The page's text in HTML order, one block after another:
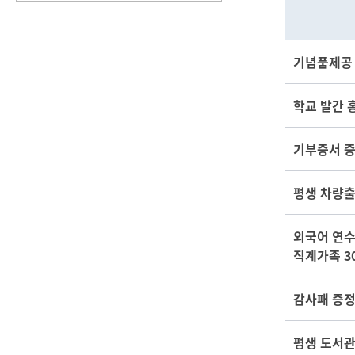
기념품제공
학교 발간
기부증서
평생 차량
외국어 연
직계가족
감사패 증정
평생 도서